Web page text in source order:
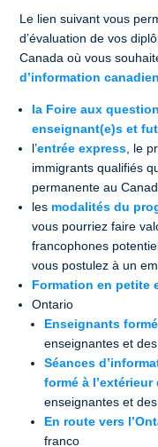
Le lien suivant vous
d’évaluation de vos
Canada où vous
d’information
la Foire aux
enseignant(e)s et
l’entrée express , le
immigrants qualifiés
permanente au
les modalités du
vous pourriez faire
francophones
vous postulez à un
Formation en petite
Ontario
Enseignants
enseignantes et
Séances
formé à l’extérieur
enseignantes et
En route vers
franco